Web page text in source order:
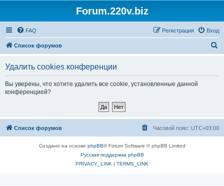
Forum.220v.biz
FAQ Вход
Регистрация
Список форумов
Удалить cookies конференции
Вы уверены, что хотите удалить все cookie, установленные данной
конференцией?
Список форумов Часовой пояс: UTC+03:00
Создано на основе phpBB® Forum Software © phpBB Limited
Русская поддержка phpBB
PRIVACY_LINK | TERMS_LINK